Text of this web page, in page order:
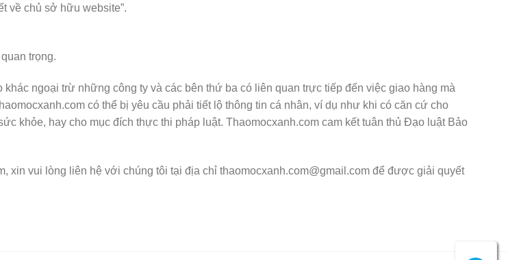
về chủ sở hữu website”.
trọng.
ngoại trừ những công ty và các bên thứ ba có liên quan trực tiếp đến việc giao hàng mà
có thể bị yêu cầu phải tiết lộ thông tin cá nhân, ví dụ như khi có căn cứ cho
khỏe, hay cho mục đích thực thi pháp luật. Thaomocxanh.com cam kết tuân thủ Đạo luật Bảo
xin vui lòng liên hệ với chúng tôi tại địa chỉ thaomocxanh.com@gmail.com để được giải quyết